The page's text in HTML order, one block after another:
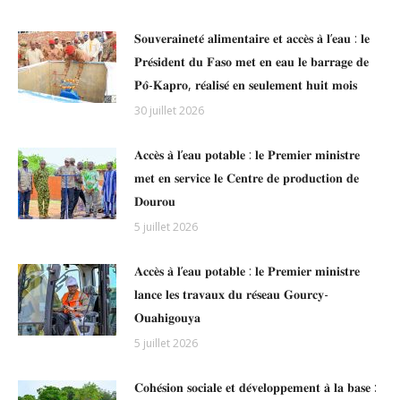
𝐒𝐨𝐮𝐯𝐞𝐫𝐚𝐢𝐧𝐞𝐭𝐞́ 𝐚𝐥𝐢𝐦𝐞𝐧𝐭𝐚𝐢𝐫𝐞 𝐞𝐭 𝐚𝐜𝐜𝐞̀𝐬 𝐚̀ 𝐥’𝐞𝐚𝐮 : 𝐥𝐞
𝐏𝐫𝐞́𝐬𝐢𝐝𝐞𝐧𝐭 𝐝𝐮 𝐅𝐚𝐬𝐨 𝐦𝐞𝐭 𝐞𝐧 𝐞𝐚𝐮 𝐥𝐞 𝐛𝐚𝐫𝐫𝐚𝐠𝐞 𝐝𝐞
𝐏𝐨̂-𝐊𝐚𝐩𝐫𝐨, 𝐫𝐞́𝐚𝐥𝐢𝐬𝐞́ 𝐞𝐧 𝐬𝐞𝐮𝐥𝐞𝐦𝐞𝐧𝐭 𝐡𝐮𝐢𝐭 𝐦𝐨𝐢𝐬
30 juillet 2026
𝐀𝐜𝐜𝐞̀𝐬 𝐚̀ 𝐥’𝐞𝐚𝐮 𝐩𝐨𝐭𝐚𝐛𝐥𝐞 : 𝐥𝐞 𝐏𝐫𝐞𝐦𝐢𝐞𝐫 𝐦𝐢𝐧𝐢𝐬𝐭𝐫𝐞
𝐦𝐞𝐭 𝐞𝐧 𝐬𝐞𝐫𝐯𝐢𝐜𝐞 𝐥𝐞 𝐂𝐞𝐧𝐭𝐫𝐞 𝐝𝐞 𝐩𝐫𝐨𝐝𝐮𝐜𝐭𝐢𝐨𝐧 𝐝𝐞
𝐃𝐨𝐮𝐫𝐨𝐮
5 juillet 2026
𝐀𝐜𝐜𝐞̀𝐬 𝐚̀ 𝐥’𝐞𝐚𝐮 𝐩𝐨𝐭𝐚𝐛𝐥𝐞 : 𝐥𝐞 𝐏𝐫𝐞𝐦𝐢𝐞𝐫 𝐦𝐢𝐧𝐢𝐬𝐭𝐫𝐞
𝐥𝐚𝐧𝐜𝐞 𝐥𝐞𝐬 𝐭𝐫𝐚𝐯𝐚𝐮𝐱 𝐝𝐮 𝐫𝐞́𝐬𝐞𝐚𝐮 𝐆𝐨𝐮𝐫𝐜𝐲-
𝐎𝐮𝐚𝐡𝐢𝐠𝐨𝐮𝐲𝐚
5 juillet 2026
𝐂𝐨𝐡𝐞́𝐬𝐢𝐨𝐧 𝐬𝐨𝐜𝐢𝐚𝐥𝐞 𝐞𝐭 𝐝𝐞́𝐯𝐞𝐥𝐨𝐩𝐩𝐞𝐦𝐞𝐧𝐭 𝐚̀ 𝐥𝐚 𝐛𝐚𝐬𝐞 :